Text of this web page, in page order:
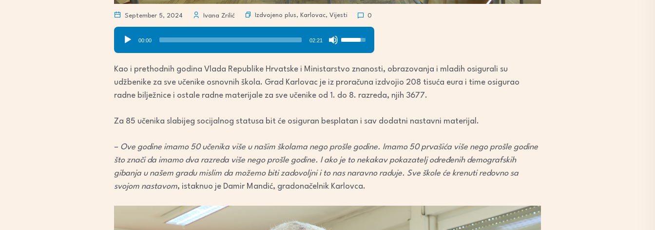
September 5, 2024 Ivana Zrilić Izdvojeno plus, Karlovac, Vijesti 0
Audio
Player
00:00 02:21
Use
Up/Down
volume.
Kao i prethodnih godina Vlada Republike Hrvatske i Ministarstvo znanosti, obrazovanja i mladih osigurali su
udžbenike za sve učenike osnovnih škola. Grad Karlovac je iz proračuna izdvojio 208 tisuća eura i time osigurao
radne bilježnice i ostale radne materijale za sve učenike od 1. do 8. razreda, njih 3677.
Za 85 učenika slabijeg socijalnog statusa bit će osiguran besplatan i sav dodatni nastavni materijal.
– Ove godine imamo 50 učenika više u našim školama nego prošle godine. Imamo 50 prvašića više nego prošle godine
što znači da imamo dva razreda više nego prošle godine. I ako je to nekakav pokazatelj određenih demografskih
gibanja u našem gradu mislim da možemo biti zadovoljni i to nas naravno raduje. Sve škole će krenuti redovno sa
svojom nastavom, istaknuo je Damir Mandić, gradonačelnik Karlovca.